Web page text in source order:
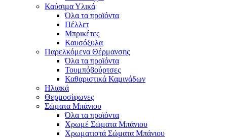
Καύσιμα Υλικά
Όλα τα προϊόντα
Πέλλετ
Μπρικέτες
Καυσόξυλα
Παρελκόμενα Θέρμανσης
Όλα τα προϊόντα
Τουμπόβούρτσες
Καθαριστικά Καμινάδων
Ηλιακά
Θερμοσίφωνες
Σώματα Μπάνιου
Όλα τα προϊόντα
Χρωμέ Σώματα Μπάνιου
Χρωματιστά Σώματα Μπάνιου